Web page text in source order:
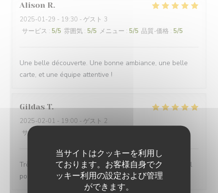
当サイトはクッキーを利用し
ております。お客様自身でク
ッキー利用の設定および管理
ができます。
Alison R
2025-01-29 - 19:30 - ゲスト 3
サービス : 5/5 雰囲気 : 5/5 メニュー : 5/5 品質-価格 : 5/5
Une belle découverte. Une bonne ambiance, une belle
carte, et une équipe attentive !
Gildas T
2025-02-01 - 19:00 - ゲスト 2
サービス
Très bon resto, un peu de bruit mais rien de plus normal
pour une ambiance de troquet.